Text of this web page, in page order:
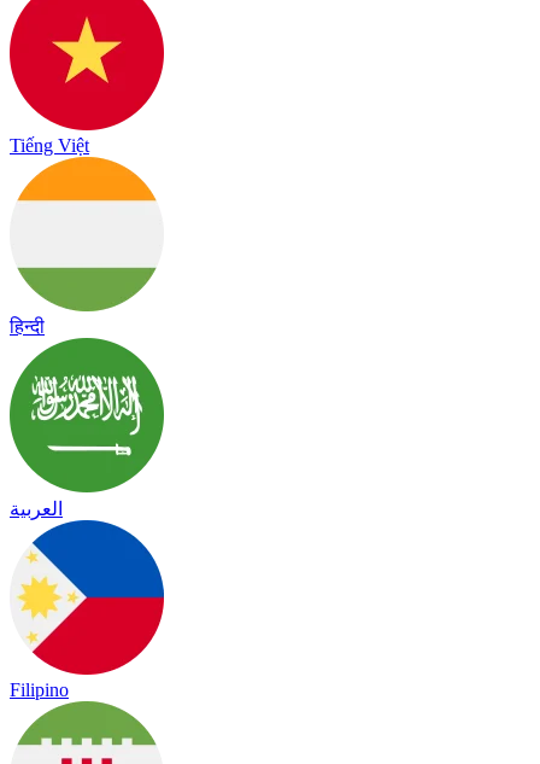
Tiếng Việt
हिन्दी
العربية
Filipino